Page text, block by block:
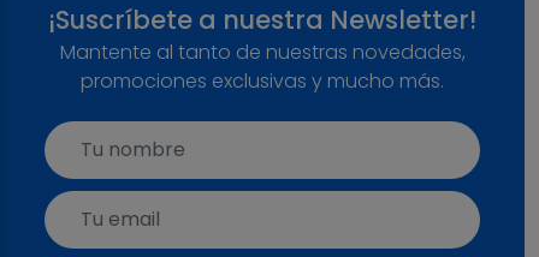
¡Suscríbete a nuestra Newsletter!
Mantente al tanto de nuestras novedades,
promociones exclusivas y mucho más.